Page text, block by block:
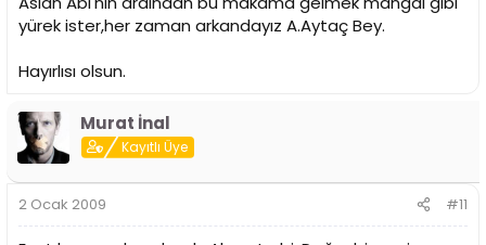
yürek ister,her zaman arkandayız A.Aytaç Bey.
Hayırlısı olsun.
Murat İnal
Kayıtlı Üye
2 Ocak 2009 #11